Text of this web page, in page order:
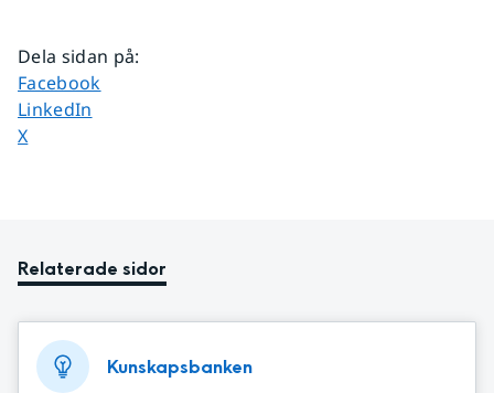
Dela sidan på:
Dela sidan på
Facebook
Dela sidan på
LinkedIn
Dela sidan på
X
Relaterade sidor
Kunskapsbanken